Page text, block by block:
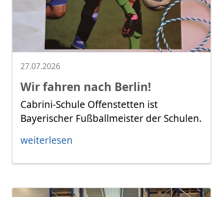
27.07.2026
Wir fahren nach Berlin!
Cabrini-Schule Offenstetten ist
Bayerischer Fußballmeister der Schulen.
weiterlesen